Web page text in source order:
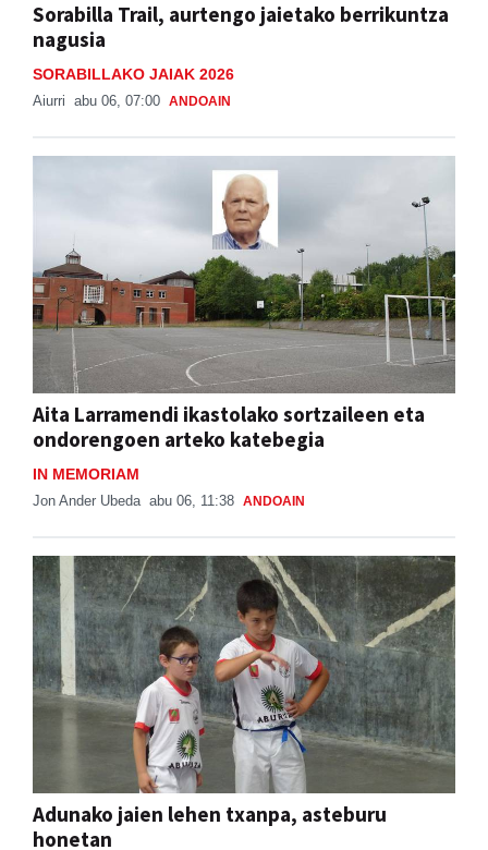
Sorabilla Trail, aurtengo jaietako berrikuntza
nagusia
SORABILLAKO JAIAK 2026
Aiurri abu 06, 07:00 ANDOAIN
Aita Larramendi ikastolako sortzaileen eta
ondorengoen arteko katebegia
IN MEMORIAM
Jon Ander Ubeda abu 06, 11:38 ANDOAIN
Adunako jaien lehen txanpa, asteburu
honetan